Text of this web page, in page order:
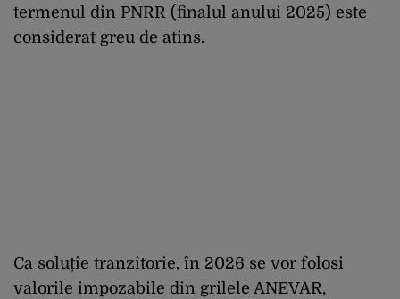
termenul din PNRR (finalul anului 2025) este
considerat greu de atins.
Ca soluție tranzitorie, în 2026 se vor folosi
valorile impozabile din grilele ANEVAR,